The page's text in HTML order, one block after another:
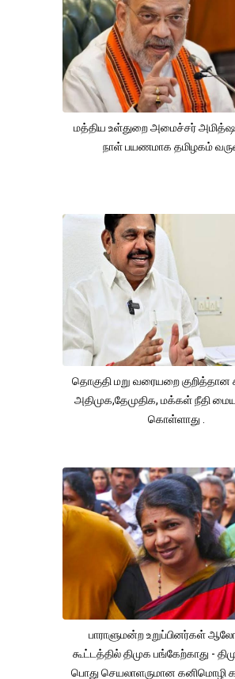
மத்திய உள்துறை அமைச்சர்
நாள் பயணமாக தமிழகம்
தொகுதி மறு வரையறை குறித்தான
அதிமுக,தேமுதிக, மக்கள் நீதி
கொள்ளாது .
பாராளுமன்ற உறுப்பினர்கள்
கூட்டத்தில் திமுக பங்கேற்காது -
பொது செயலாளருமான கனிமொழி